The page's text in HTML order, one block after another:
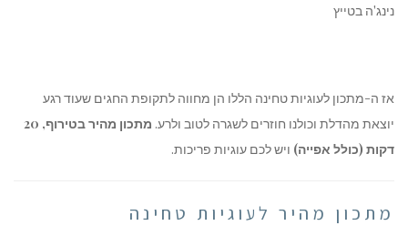
נינג'ה בטייץ
אז ה-מתכון לעוגיות טחינה הללו הן מחווה לתקופת החגים שעוד רגע
יוצאת מהדלת וכולנו חוזרים לשגרה לטוב ולרע.
מתכון מהיר בטירוף, 20
דקות (כולל אפייה) ויש לכם עוגיות פריכות.
מתכון מהיר לעוגיות טחינה